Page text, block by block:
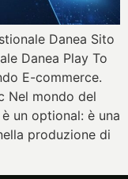
Danea Sito
Danea Play To
E-commerce.
Nel mondo del
un optional: è una
produzione di